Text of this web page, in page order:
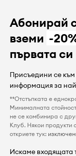
Абонирай
вземи -
първата
Присъедини се
информация за
**Отстъпката е
Минималната
не се комбинира с
Клуб. Някои продукти
откриете тук:
Искаме входящата